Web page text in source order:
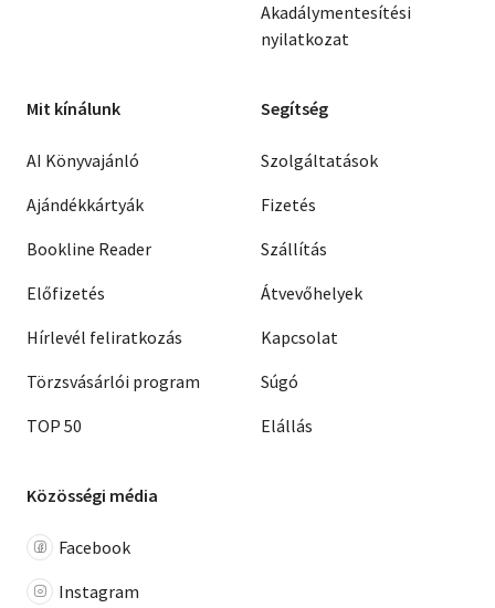
Akadálymentesítési
nyilatkozat
Mit kínálunk
AI Könyvajánló
Ajándékkártyák
Bookline Reader
Előfizetés
Hírlevél feliratkozás
Törzsvásárlói program
TOP 50
Segítség
Szolgáltatások
Fizetés
Szállítás
Átvevőhelyek
Kapcsolat
Súgó
Elállás
Közösségi média
Facebook
Instagram